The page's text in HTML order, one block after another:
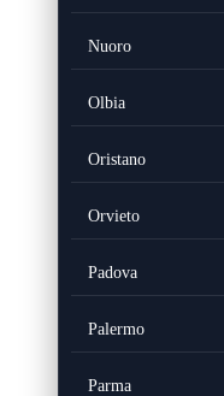
Nuoro
Olbia
Oristano
Orvieto
Padova
Palermo
Parma